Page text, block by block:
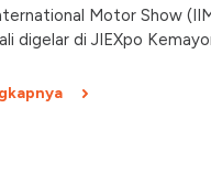
Motor Show
digelar di JIEXpo